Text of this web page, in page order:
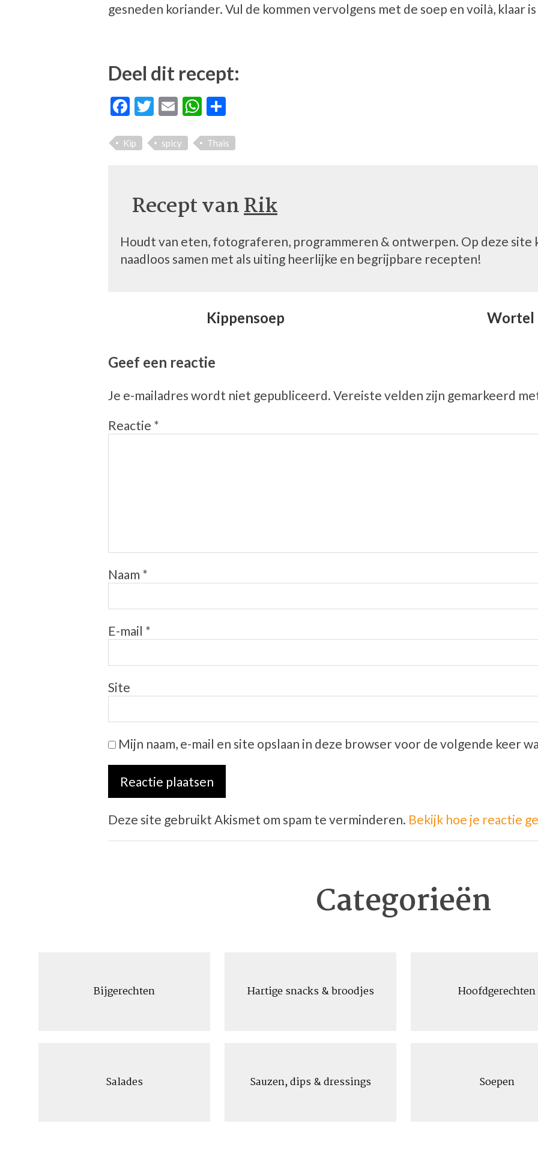
gesneden koriander. Vul de kommen vervolgens met de soep en voilà, klaar
Deel dit recept:
Facebook
Twitter
EmailWhatsApp
Kip spicy Thais
Recept vanRik
Houdt van eten, fotograferen, programmeren & ontwerpen. Op deze site
naadloos samen met als uiting heerlijke en begrijpbare recepten!
Kippensoep Wortel
Geef een reactie
Je e-mailadres wordt niet gepubliceerd. Vereiste velden zijn gemarkeerd
Reactie *
Naam *
E-mail *
Site
Mijn naam, e-mail en site opslaan in deze browser voor de volgende keer
Deze site gebruikt Akismet om spam te verminderen. Bekijk hoe je reactie
Categorieën
Bijgerechten Hartige snacks & broodjes Hoofdgerechten
Salades Sauzen, dips & dressings Soepen